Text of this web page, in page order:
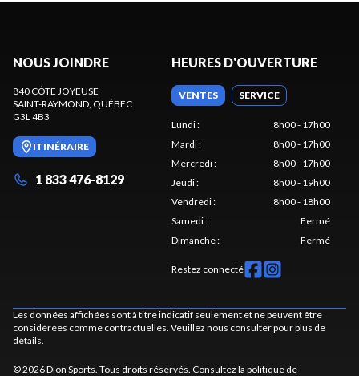
NOUS JOINDRE
840 CÔTE JOYEUSE
SAINT-RAYMOND, QUÉBEC
G3L 4B3
ITINÉRAIRE
1 833 476-8129
HEURES D'OUVERTURE
VENTES SERVICE
Lundi:
8h00 - 17h00
Mardi:
8h00 - 17h00
Mercredi:
8h00 - 17h00
Jeudi:
8h00 - 19h00
Vendredi:
8h00 - 18h00
Samedi:
Fermé
Dimanche: Fermé
Restez connecté
Les données affichées sont à titre indicatif seulement et ne peuvent être
considérées comme contractuelles. Veuillez nous consulter pour plus de
détails.
© 2026 Dion Sports. Tous droits réservés. Consultez la politique de